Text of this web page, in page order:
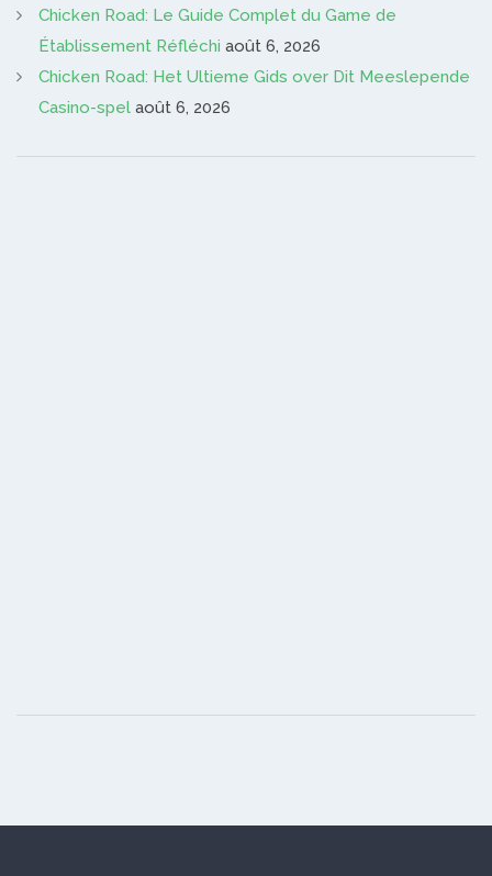
Chicken Road: Le Guide Complet du Game de
Établissement Réfléchi août 6, 2026
Chicken Road: Het Ultieme Gids over Dit Meeslepende
Casino-spel août 6, 2026